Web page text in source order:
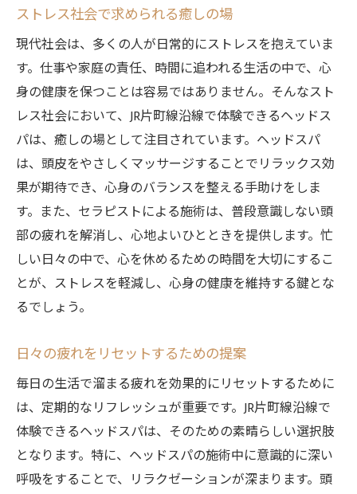
ストレス社会で求められる癒しの場
現代社会は、多くの人が日常的にストレスを抱えていま
す。仕事や家庭の責任、時間に追われる生活の中で、心
身の健康を保つことは容易ではありません。そんなスト
レス社会において、JR片町線沿線で体験できるヘッドス
パは、癒しの場として注目されています。ヘッドスパ
は、頭皮をやさしくマッサージすることでリラックス効
果が期待でき、心身のバランスを整える手助けをしま
す。また、セラピストによる施術は、普段意識しない頭
部の疲れを解消し、心地よいひとときを提供します。忙
しい日々の中で、心を休めるための時間を大切にするこ
とが、ストレスを軽減し、心身の健康を維持する鍵とな
るでしょう。
日々の疲れをリセットするための提案
毎日の生活で溜まる疲れを効果的にリセットするために
は、定期的なリフレッシュが重要です。JR片町線沿線で
体験できるヘッドスパは、そのための素晴らしい選択肢
となります。特に、ヘッドスパの施術中に意識的に深い
呼吸をすることで、リラクゼーションが深まります。頭